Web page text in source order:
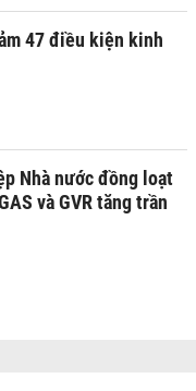
47 điều kiện kinh
Nhà nước đồng loạt
và GVR tăng trần